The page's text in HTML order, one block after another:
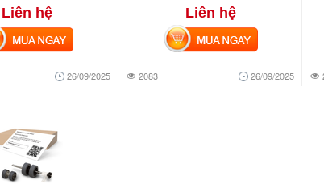
Liên hệ
26/09/2025
MUA NGAY
Liên hệ
2083 26/09/2025
MUA NGAY